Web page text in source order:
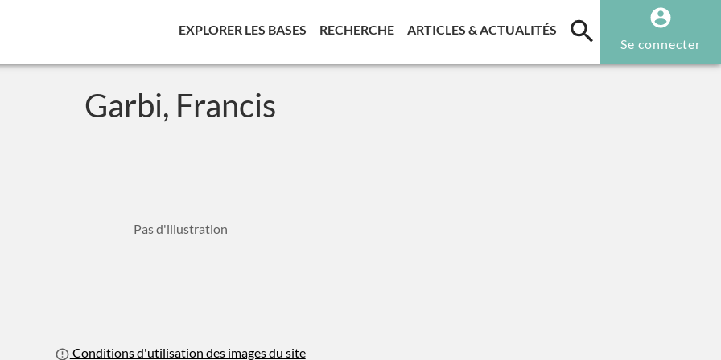
EXPLORER LES BASES (CURRENT)
RECHERCHE(CURRENT)
ARTICLES & ACTUALITÉS (CURRENT)
Se connecter
Garbi, Francis
Pas d'illustration
Conditions d'utilisation des images du site